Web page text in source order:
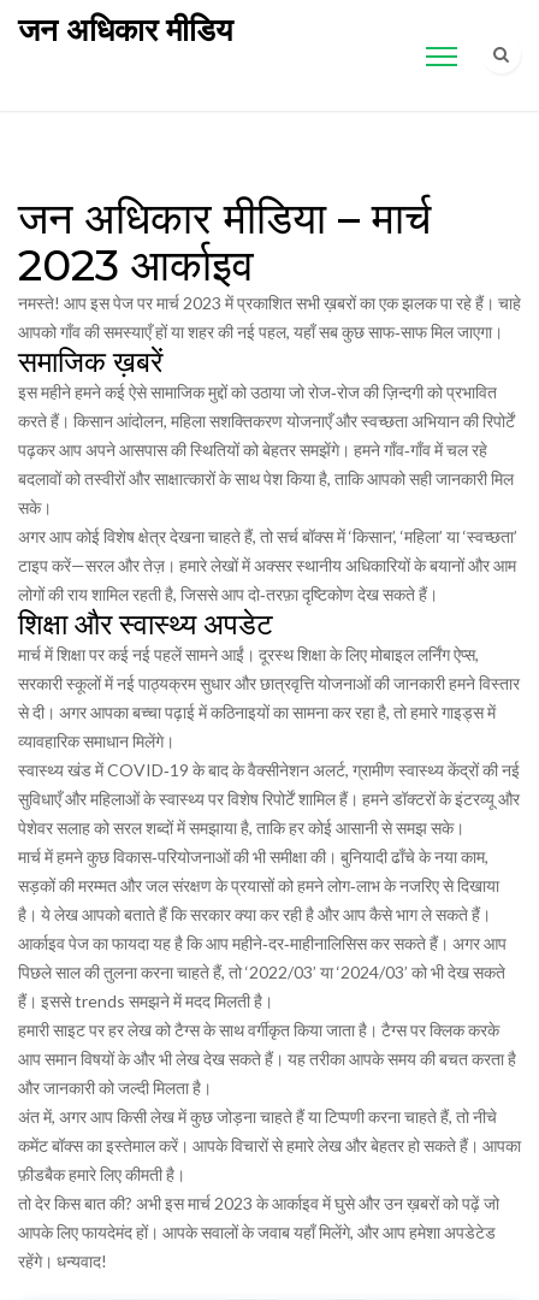
जन अधिकार मीडिय
जन अधिकार मीडिया – मार्च
2023 आर्काइव
नमस्ते! आप इस पेज पर मार्च 2023 में प्रकाशित सभी ख़बरों का एक झलक पा रहे हैं। चाहे
आपको गाँव की समस्याएँ हों या शहर की नई पहल, यहाँ सब कुछ साफ‑साफ मिल जाएगा।
समाजिक ख़बरें
इस महीने हमने कई ऐसे सामाजिक मुद्दों को उठाया जो रोज‑रोज की ज़िन्दगी को प्रभावित
करते हैं। किसान आंदोलन, महिला सशक्तिकरण योजनाएँ और स्वच्छता अभियान की रिपोर्टें
पढ़कर आप अपने आसपास की स्थितियों को बेहतर समझेंगे। हमने गाँव‑गाँव में चल रहे
बदलावों को तस्वीरों और साक्षात्कारों के साथ पेश किया है, ताकि आपको सही जानकारी मिल
सके।
अगर आप कोई विशेष क्षेत्र देखना चाहते हैं, तो सर्च बॉक्स में ‘किसान’, ‘महिला’ या ‘स्वच्छता’
टाइप करें—सरल और तेज़। हमारे लेखों में अक्सर स्थानीय अधिकारियों के बयानों और आम
लोगों की राय शामिल रहती है, जिससे आप दो‑तरफ़ा दृष्टिकोण देख सकते हैं।
शिक्षा और स्वास्थ्य अपडेट
मार्च में शिक्षा पर कई नई पहलें सामने आईं। दूरस्थ शिक्षा के लिए मोबाइल लर्निंग ऐप्स,
सरकारी स्कूलों में नई पाठ्यक्रम सुधार और छात्रवृत्ति योजनाओं की जानकारी हमने विस्तार
से दी। अगर आपका बच्चा पढ़ाई में कठिनाइयों का सामना कर रहा है, तो हमारे गाइड्स में
व्यावहारिक समाधान मिलेंगे।
स्वास्थ्य खंड में COVID‑19 के बाद के वैक्सीनेशन अलर्ट, ग्रामीण स्वास्थ्य केंद्रों की नई
सुविधाएँ और महिलाओं के स्वास्थ्य पर विशेष रिपोर्टें शामिल हैं। हमने डॉक्टरों के इंटरव्यू और
पेशेवर सलाह को सरल शब्दों में समझाया है, ताकि हर कोई आसानी से समझ सके।
मार्च में हमने कुछ विकास‑परियोजनाओं की भी समीक्षा की। बुनियादी ढाँचे के नया काम,
सड़कों की मरम्मत और जल संरक्षण के प्रयासों को हमने लोग‑लाभ के नजरिए से दिखाया
है। ये लेख आपको बताते हैं कि सरकार क्या कर रही है और आप कैसे भाग ले सकते हैं।
आर्काइव पेज का फायदा यह है कि आप महीने‑दर‑माहीनालिसिस कर सकते हैं। अगर आप
पिछले साल की तुलना करना चाहते हैं, तो ‘2022/03’ या ‘2024/03’ को भी देख सकते
हैं। इससे trends समझने में मदद मिलती है।
हमारी साइट पर हर लेख को टैग्स के साथ वर्गीकृत किया जाता है। टैग्स पर क्लिक करके
आप समान विषयों के और भी लेख देख सकते हैं। यह तरीका आपके समय की बचत करता है
और जानकारी को जल्दी मिलता है।
अंत में, अगर आप किसी लेख में कुछ जोड़ना चाहते हैं या टिप्पणी करना चाहते हैं, तो नीचे
कमेंट बॉक्स का इस्तेमाल करें। आपके विचारों से हमारे लेख और बेहतर हो सकते हैं। आपका
फ़ीडबैक हमारे लिए कीमती है।
तो देर किस बात की? अभी इस मार्च 2023 के आर्काइव में घुसे और उन ख़बरों को पढ़ें जो
आपके लिए फायदेमंद हों। आपके सवालों के जवाब यहाँ मिलेंगे, और आप हमेशा अपडेटेड
रहेंगे। धन्यवाद!